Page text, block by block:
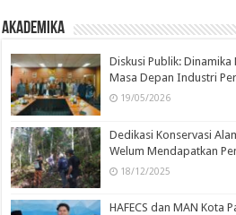
Akademika
Diskusi Publik:
Masa Depan Industri
19/05/2026
Dedikasi Konservasi
Welum Mendapatkan
18/12/2025
HAFECS dan MAN Kota